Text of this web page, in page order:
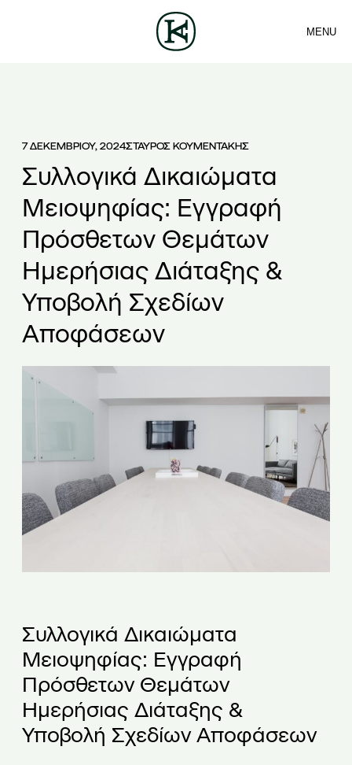
ΕΠΙΚΟΙΝΩΝΙΑ
MENU
7 ΔΕΚΕΜΒΡΙΟΥ, 2024ΣΤΑΥΡΟΣ ΚΟΥΜΕΝΤΑΚΗΣ
Συλλογικά Δικαιώματα
Μειοψηφίας: Εγγραφή
Πρόσθετων Θεμάτων
Ημερήσιας Διάταξης &
Υποβολή Σχεδίων
Αποφάσεων
Συλλογικά Δικαιώματα
Μειοψηφίας: Εγγραφή
Πρόσθετων Θεμάτων
Ημερήσιας Διάταξης &
Υποβολή Σχεδίων Αποφάσεων